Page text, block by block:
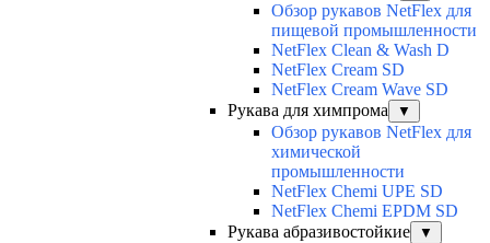
Обзор рукавов NetFlex для
пищевой промышленности
NetFlex Clean & Wash D
NetFlex Cream SD
NetFlex Cream Wave SD
Рукава для химпрома
▼
Обзор рукавов NetFlex для
химической
промышленности
NetFlex Chemi UPE SD
NetFlex Chemi EPDM SD
Рукава абразивостойкие
▼